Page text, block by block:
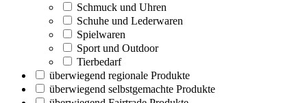
Schmuck und Uhren
Schuhe und Lederwaren
Spielwaren
Sport und Outdoor
Tierbedarf
überwiegend regionale Produkte
überwiegend selbstgemachte Produkte